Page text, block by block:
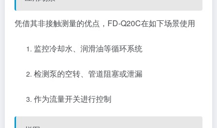
凭借其非接触测量的优点，FD-Q20C在如下场景使用
监控冷却水、润滑油等循环系统
检测泵的空转、管道阻塞或泄漏
作为流量开关进行控制